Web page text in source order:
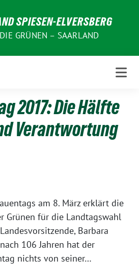
SPIESEN-ELVERSBERG
GRÜNEN – SAARLAND
2017: Die Hälfte
Verantwortung
am 8. März erklärt die
Grünen für die Landtagswahl
Barbara
106 Jahren hat der
nichts von seiner…